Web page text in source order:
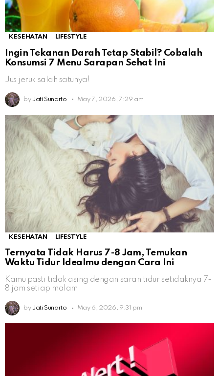
KESEHATAN LIFESTYLE
Ingin Tekanan Darah Tetap Stabil? Cobalah
Konsumsi 7 Menu Sarapan Sehat Ini
Jus jeruk salah satunya!
by Jati Sunarto May 7, 2026, 7:29 am
KESEHATAN LIFESTYLE
Ternyata Tidak Harus 7-8 Jam, Temukan
Waktu Tidur Idealmu dengan Cara Ini
Kamu pasti tidak asing dengan saran tidur setidaknya 7-
8 jam setiap malam
by Jati Sunarto May 6, 2026, 9:31 pm